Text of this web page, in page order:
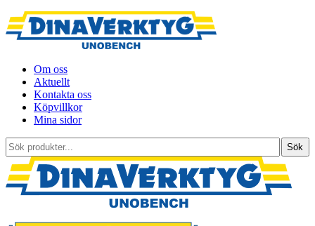
Om oss
Aktuellt
Kontakta oss
Köpvillkor
Mina sidor
Sök
produkter...
Sök